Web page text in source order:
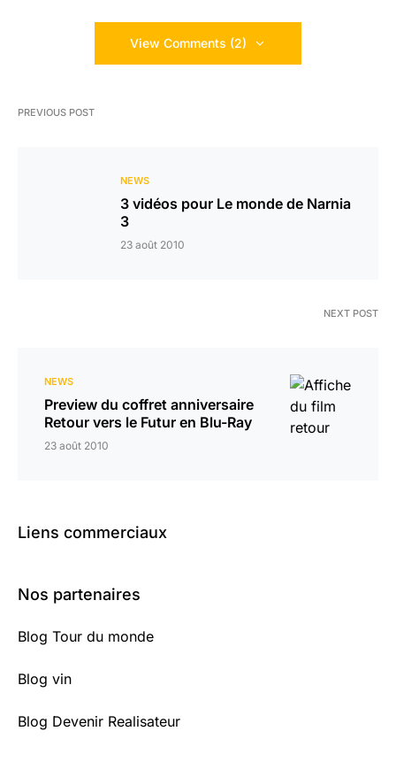
View Comments (2)
PREVIOUS POST
NEWS
3 vidéos pour Le monde de Narnia
3
23 août 2010
NEXT POST
NEWS
Preview du coffret anniversaire
Retour vers le Futur en Blu-Ray
23 août 2010
Liens commerciaux
Nos partenaires
Blog Tour du monde
Blog vin
Blog Devenir Realisateur